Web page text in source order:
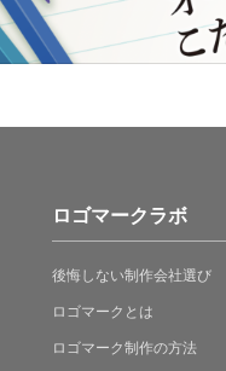
ロゴマークラボ
後悔しない制作会社選び
ロゴマークとは
ロゴマーク制作の方法